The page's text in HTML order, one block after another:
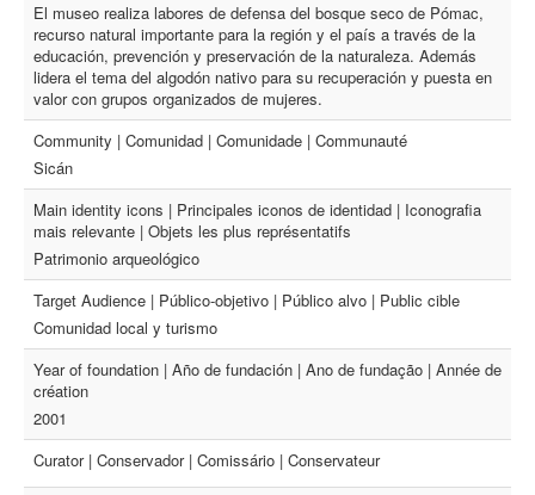
El museo realiza labores de defensa del bosque seco de Pómac,
recurso natural importante para la región y el país a través de la
educación, prevención y preservación de la naturaleza. Además
lidera el tema del algodón nativo para su recuperación y puesta en
valor con grupos organizados de mujeres.
Community | Comunidad | Comunidade | Communauté
Sicán
Main identity icons | Principales iconos de identidad | Iconografia
mais relevante | Objets les plus représentatifs
Patrimonio arqueológico
Target Audience | Público-objetivo | Público alvo | Public cible
Comunidad local y turismo
Year of foundation | Año de fundación | Ano de fundação | Année de
création
2001
Curator | Conservador | Comissário | Conservateur